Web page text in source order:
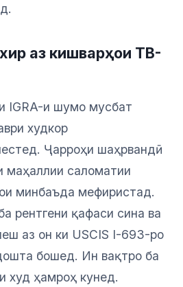
аз кишварҳои TB-
IGRA-и шумо мусбат
худкор
Ҷарроҳи шаҳрвандӣ
саломатии
минбаъда мефиристад.
рентгени қафаси сина ва
аз он ки USCIS I-693-ро
бошед. Ин вақтро ба
худ ҳамроҳ кунед.